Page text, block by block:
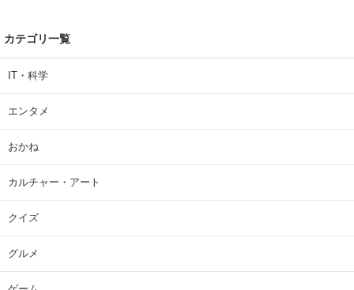
カテゴリ一覧
IT・科学
エンタメ
おかね
カルチャー・アート
クイズ
グルメ